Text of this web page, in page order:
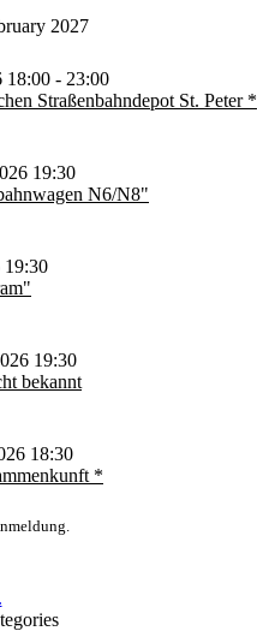
2027
18:00 - 23:00
Straßenbahndepot St. Peter *
19:30
N6/N8"
19:30
19:30
bekannt
18:30
*